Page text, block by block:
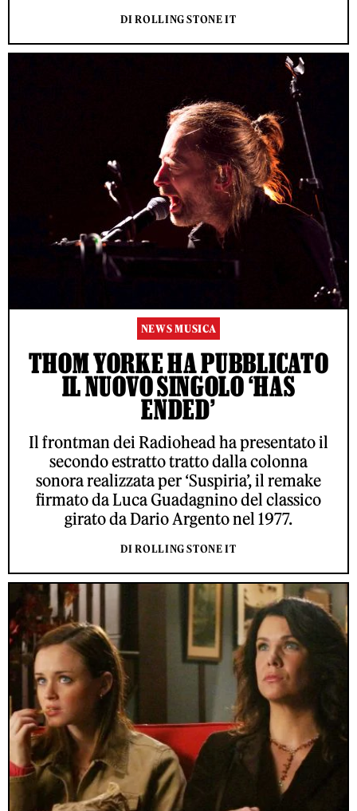
DI ROLLING STONE IT
NEWS MUSICA
THOM YORKE HA PUBBLICATO
IL NUOVO SINGOLO ‘HAS
ENDED’
Il frontman dei Radiohead ha presentato il
secondo estratto tratto dalla colonna
sonora realizzata per ‘Suspiria’, il remake
firmato da Luca Guadagnino del classico
girato da Dario Argento nel 1977.
DI ROLLING STONE IT